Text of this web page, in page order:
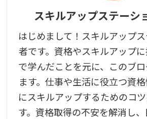
スキルアップステーシ
はじめまして！スキルアップ
者です。資格やスキルアップ
で学んだことを元に、このブ
ます。仕事や生活に役立つ資
にスキルアップするためのコ
す。資格取得の不安を解消し